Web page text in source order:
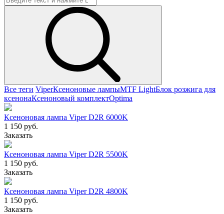
Все теги ViperКсеноновые лампыMTF LightБлок розжига для
ксенонаКсеноновый комплектOptima
Ксеноновая лампа Viper D2R 6000K
1 150 руб.
Заказать
Ксеноновая лампа Viper D2R 5500K
1 150 руб.
Заказать
Ксеноновая лампа Viper D2R 4800K
1 150 руб.
Заказать